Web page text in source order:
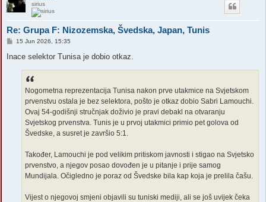
sirius
Re: Grupa F: Nizozemska, Švedska, Japan, Tunis
P
s
15 Jun 2026, 15:35
Inace selektor Tunisa je dobio otkaz.
Nogometna reprezentacija Tunisa nakon prve utakmice na Svjetskom
prvenstvu ostala je bez selektora, pošto je otkaz dobio Sabri Lamouchi.
Ovaj 54-godišnji stručnjak doživio je pravi debakl na otvaranju
Svjetskog prvenstva. Tunis je u prvoj utakmici primio pet golova od
Švedske, a susret je završio 5:1.
Također, Lamouchi je pod velikim pritiskom javnosti i stigao na Svjetsko
prvenstvo, a njegov posao dovođen je u pitanje i prije samog
Mundijala. Očigledno je poraz od Švedske bila kap koja je prelila čašu.
Vijest o njegovoj smjeni objavili su tuniski mediji, ali se još uvijek čeka